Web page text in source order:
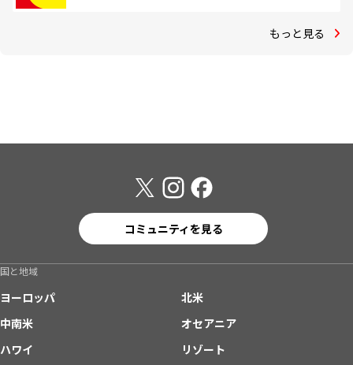
もっと見る
コミュニティを見る
国と地域
ヨーロッパ
北米
中南米
オセアニア
ハワイ
リゾート